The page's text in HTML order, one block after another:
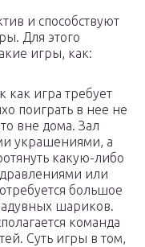
и способствуют
Для этого
игры, как:
как игра требует
поиграть в нее не
вне дома. Зал
украшениями, а
какую-либо
или
большое
шариков.
команда
Суть игры в том,